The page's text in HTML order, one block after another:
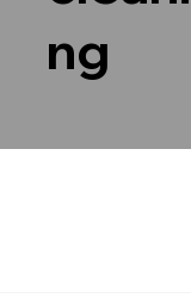
ng